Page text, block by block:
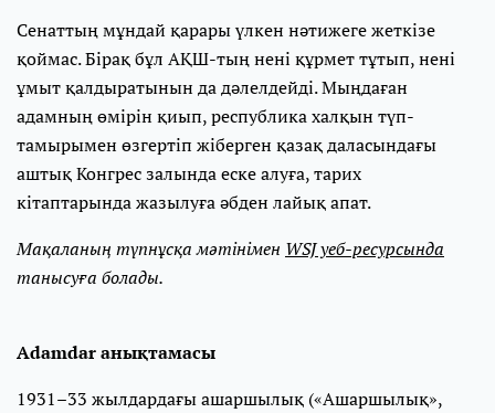
Сенаттың мұндай қарары үлкен нәтижеге жеткізе
қоймас. Бірақ бұл АҚШ-тың нені құрмет тұтып, нені
ұмыт қалдыратынын да дәлелдейді. Мыңдаған
адамның өмірін қиып, республика халқын түп-
тамырымен өзгертіп жіберген қазақ даласындағы
аштық Конгрес залында еске алуға, тарих
кітаптарында жазылуға әбден лайық апат.
Мақаланың түпнұсқа мәтінімен WSJ уеб-ресурсында
танысуға болады.
Adamdar анықтамасы
1931–33 жылдардағы ашаршылық («Ашаршылық»,